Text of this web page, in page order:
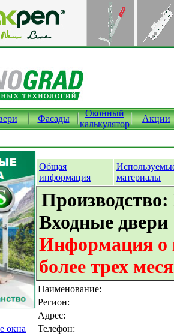
Фасады
Оконный
калькулятор
Акции
окна
Общая
информация
материалы
Входные двери
Информация о
более трех
Наименование:
Регион:
Адрес:
Телефон: